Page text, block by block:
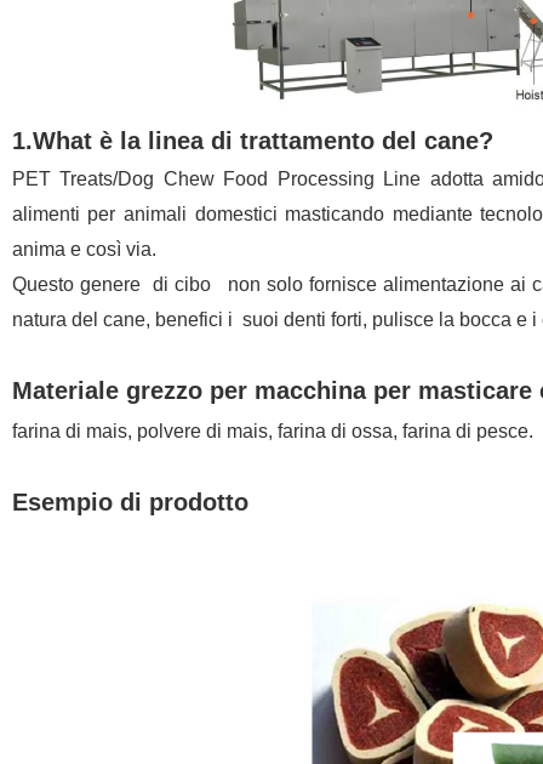
1.What è la linea di trattamento del cane?
PET Treats/Dog Chew Food Processing Line adotta
alimenti per animali domestici masticando mediante
anima e così via.
Questo genere di cibo non solo fornisce alimentazione ai
natura del cane, benefici i suoi denti forti, pulisce la bocca e
Materiale grezzo per macchina per masticare
farina di mais, polvere di mais, farina di ossa, farina di pesce.
Esempio di prodotto